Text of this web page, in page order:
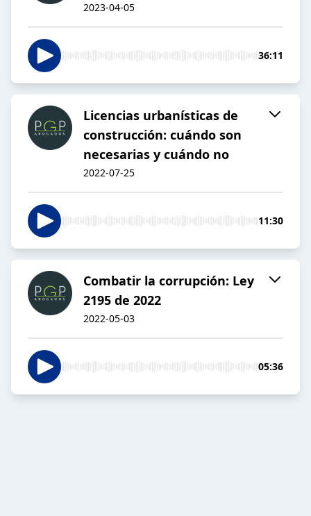
2023-04-05
36:11
Licencias urbanísticas de
construcción: cuándo son
necesarias y cuándo no
2022-07-25
11:30
Combatir la corrupción: Ley
2195 de 2022
2022-05-03
05:36